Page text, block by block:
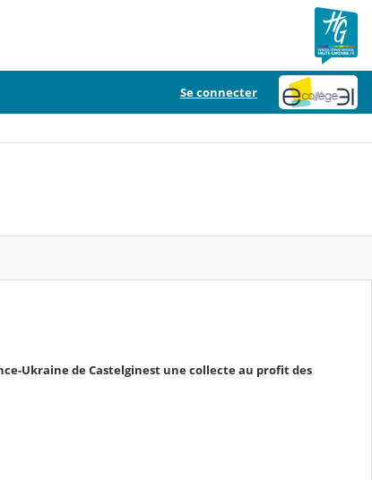
Se connecter
Ukraine de Castelginest une collecte au profit des